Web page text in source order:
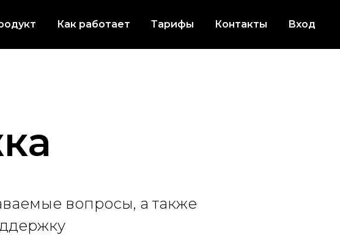
Как работает Тарифы Контакты Вход
вопросы, а также